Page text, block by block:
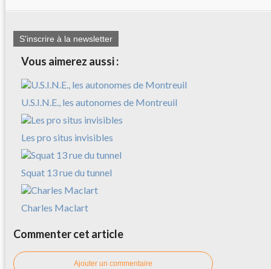
S'inscrire à la newsletter
Vous aimerez aussi :
U.S.I.N.E., les autonomes de Montreuil
Les pro situs invisibles
Squat 13 rue du tunnel
Charles Maclart
Commenter cet article
Ajouter un commentaire